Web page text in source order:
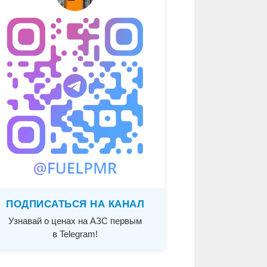
ПОДПИСАТЬСЯ НА КАНАЛ
Узнавай о ценах на АЗС первым
в Telegram!